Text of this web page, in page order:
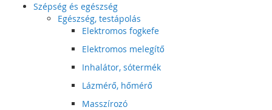
Szépség és egészség
Egészség, testápolás
Elektromos fogkefe
Elektromos melegítő
Inhalátor, sótermék
Lázmérő, hőmérő
Masszírozó